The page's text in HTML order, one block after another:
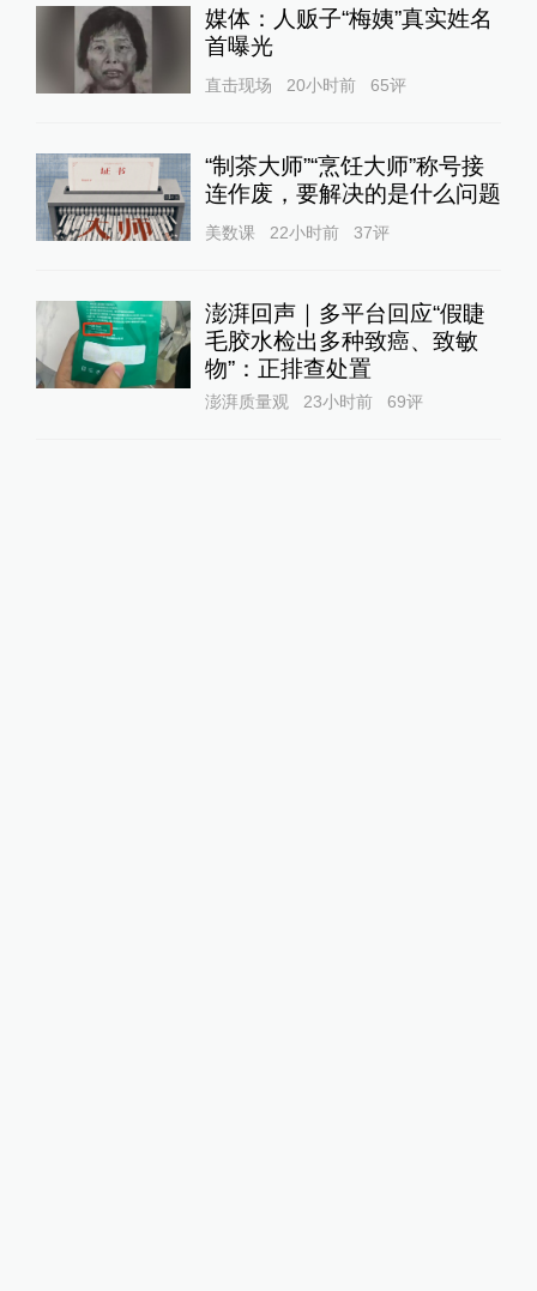
媒体：人贩子“梅姨”真实姓名
首曝光
直击现场 20小时前 65评
“制茶大师”“烹饪大师”称号接
连作废，要解决的是什么问题
美数课 22小时前 37评
澎湃回声｜多平台回应“假睫
毛胶水检出多种致癌、致敏
物”：正排查处置
澎湃质量观 23小时前 69评